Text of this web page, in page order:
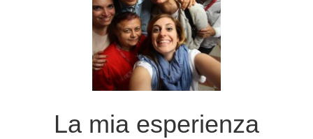
La mia esperienza